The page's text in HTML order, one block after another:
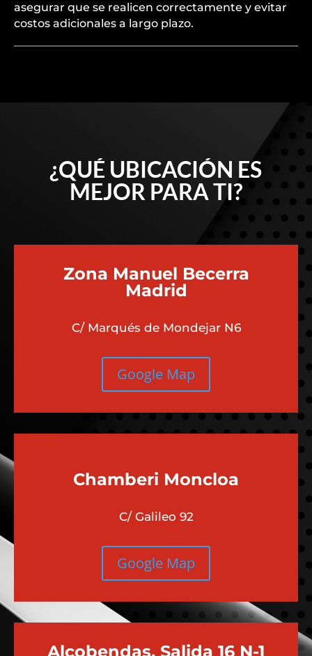
asegurar que se realicen correctamente y evitar
costos adicionales a largo plazo.
¿QUÉ UBICACIÓN ES
MEJOR PARA TI?
Zona Manuel Becerra
Madrid
C/ Marqués de Mondejar N6
Google Map
Chamberi Moncloa
C/ Galileo 92
Google Map
Alcobendas, Salida 16 N-1